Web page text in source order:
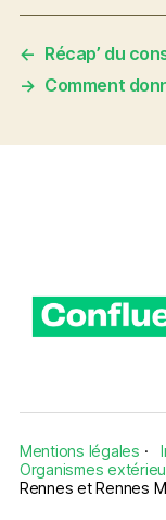
← Récap’ du
→ Comment
Mentions légales ·
Organismes
Rennes et Rennes